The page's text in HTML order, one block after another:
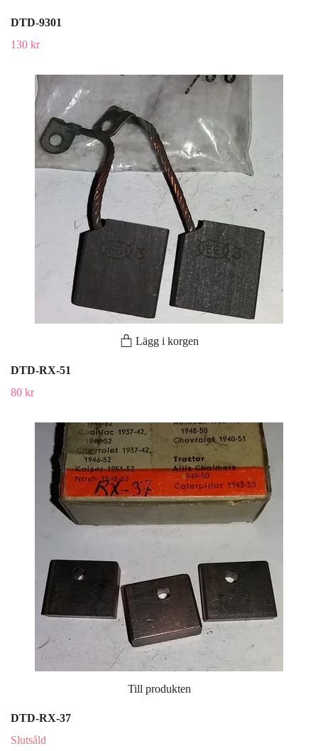
DTD-9301
130 kr
Lägg i korgen
DTD-RX-51
80 kr
Till produkten
DTD-RX-37
Slutsåld